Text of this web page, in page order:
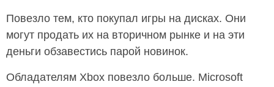
Повезло тем, кто покупал игры на дисках. Они
могут продать их на вторичном рынке и на эти
деньги обзавестись парой новинок.
Обладателям Xbox повезло больше. Microsoft